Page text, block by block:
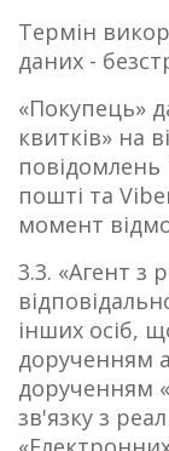
Термін
даних -
«Покупець»
квитків» на
повідомлень
пошті та
момент
3.3. «Агент з
інших осіб,
дорученням
дорученням
зв'язку з